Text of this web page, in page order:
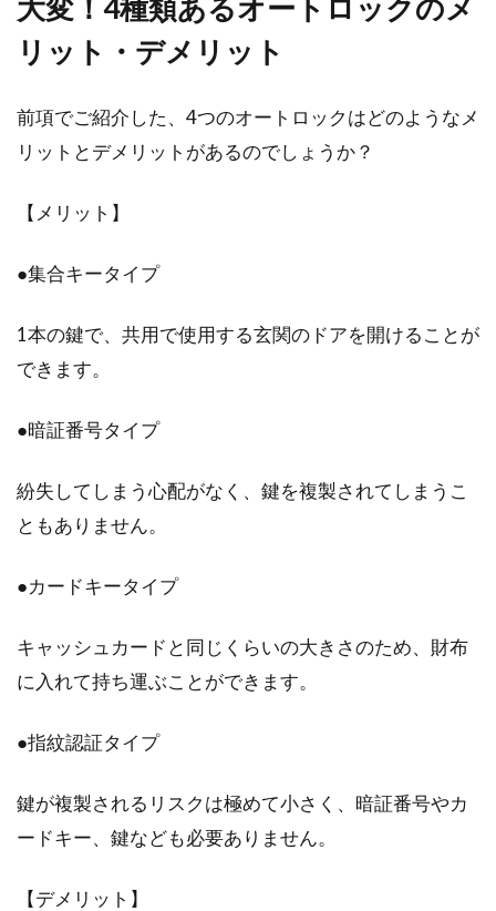
大変！4種類あるオートロックのメ
リット・デメリット
前項でご紹介した、4つのオートロックはどのようなメ
リットとデメリットがあるのでしょうか？
【メリット】
●集合キータイプ
1本の鍵で、共用で使用する玄関のドアを開けることが
できます。
●暗証番号タイプ
紛失してしまう心配がなく、鍵を複製されてしまうこ
ともありません。
●カードキータイプ
キャッシュカードと同じくらいの大きさのため、財布
に入れて持ち運ぶことができます。
●指紋認証タイプ
鍵が複製されるリスクは極めて小さく、暗証番号やカ
ードキー、鍵なども必要ありません。
【デメリット】